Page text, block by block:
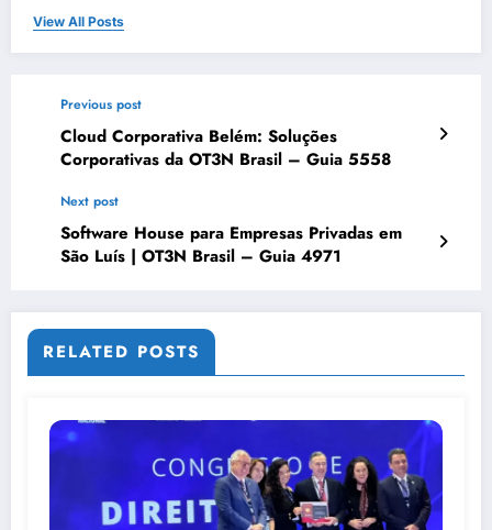
View All Posts
Previous post
Cloud Corporativa Belém: Soluções
Corporativas da OT3N Brasil – Guia 5558
Next post
Software House para Empresas Privadas em
São Luís | OT3N Brasil – Guia 4971
RELATED POSTS